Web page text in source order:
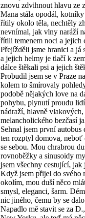
znovu zdvihnout hlavu ze
Mana stála opodál,
řítily okolo těla, nechtěly
nevnímal, jak vlny naráží
řítili temenem noci a jejich
Přejížděli jsme hranici a já
a jejich helmy je tlačí k
dálce štěkali psi a jejich
Probudil jsem se v Praze
kolem to šmírovaly
podobě nějakých love na
pohybu, plynutí proudu
nádraží, hlavně
melancholického bezčasí
Sehnal jsem první
ten rozptyl domova,
se sebou. Mou chrabrou
rovnoběžky a sinusoidy
jsem všechny cestující,
Když jsem přijel do svého
okolím, mou duší něco
smysl, eleganci, šarm.
nic jiného, čemu by se
Napadlo mě stavit se za